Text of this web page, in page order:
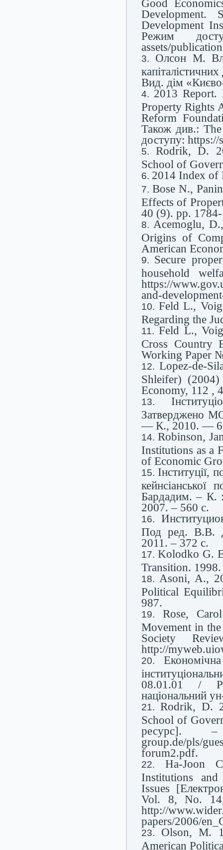
Development.
Development
Режим
assets/
Олсон М.
Вид. дім
2013 Report.
Property Rights
Reform
Також див.:
доступу:
Rodrik, D.
School of
2014 Index of
Bose N.,
Effects of
40 (9). pp.
Acemoglu,
Origins of
American
Secure
household
https://
and-
Feld L.,
Regarding the
Feld L.,
Cross Country
Working Paper
Lopez-de-
Shleifer)
Economy, 112 ,
Затверджено
— К., 2010. —
Robinson,
Institutions as a
of Economic
Інституції,
кейнсіанської
Бардадим. – К.
2007. – 560 с.
Под ред. В.В.
2011. – 372 с.
Kolodko G.
Transіtіon.
Asoni, A.,
Political
987.
Rose,
Movement in
Society
http://
08.01.01 /
національний
Rodrik, D.
School of
ресурс]. –
group.de/pls/
forum2.pdf.
Ha-Joon
Institutions
Issues
Vol. 8, No.
http://
papers/2006/
Olson, M.
American